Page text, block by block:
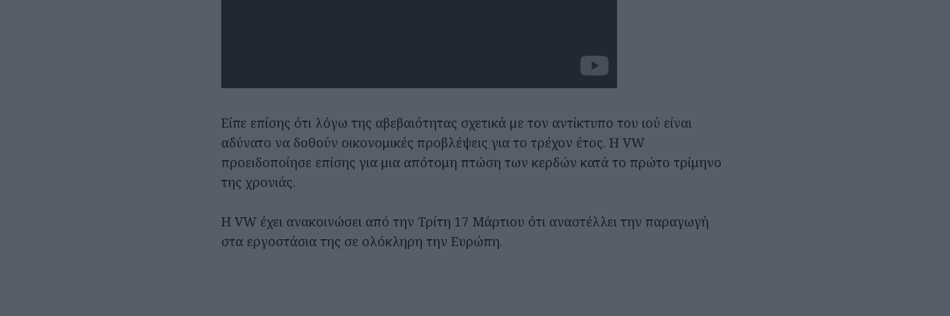
Είπε επίσης ότι λόγω της αβεβαιότητας σχετικά με τον αντίκτυπο του ιού είναι
αδύνατο να δοθούν οικονομικές προβλέψεις για το τρέχον έτος. Η VW
προειδοποίησε επίσης για μια απότομη πτώση των κερδών κατά το πρώτο τρίμηνο
της χρονιάς.
Η VW έχει ανακοινώσει από την Τρίτη 17 Μάρτιου ότι αναστέλλει την παραγωγή
στα εργοστάσια της σε ολόκληρη την Ευρώπη.